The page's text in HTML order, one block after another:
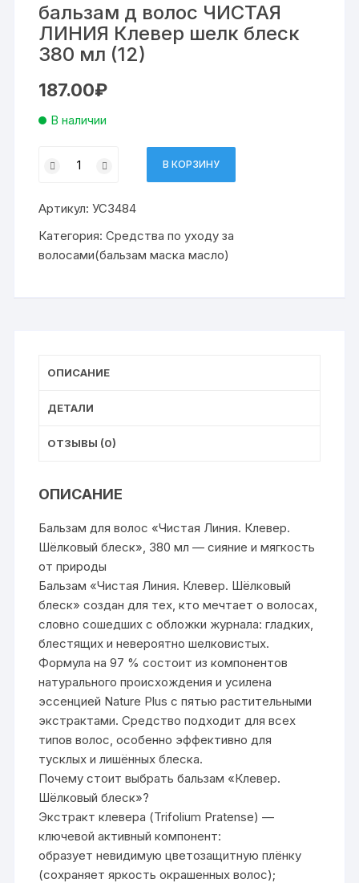
бальзам д волос ЧИСТАЯ
ЛИНИЯ Клевер шелк блеск
380 мл (12)
187.00₽
В наличии
товара
д
волос
ЧИСТАЯ
мл
В КОРЗИНУ
Артикул:УС3484
Категория:Средства по уходу за
волосами(бальзам маска масло)
ОПИСАНИЕ
ДЕТАЛИ
ОТЗЫВЫ (0)
ОПИСАНИЕ
Бальзам для волос «Чистая Линия. Клевер.
Шёлковый блеск», 380 мл — сияние и мягкость
от природы
Бальзам «Чистая Линия. Клевер. Шёлковый
блеск» создан для тех, кто мечтает о волосах,
словно сошедших с обложки журнала: гладких,
блестящих и невероятно шелковистых.
Формула на 97 % состоит из компонентов
натурального происхождения и усилена
эссенцией Nature Plus с пятью растительными
экстрактами. Средство подходит для всех
типов волос, особенно эффективно для
тусклых и лишённых блеска.
Почему стоит выбрать бальзам «Клевер.
Шёлковый блеск»?
Экстракт клевера (Trifolium Pratense) —
ключевой активный компонент:
образует невидимую цветозащитную плёнку
(сохраняет яркость окрашенных волос);